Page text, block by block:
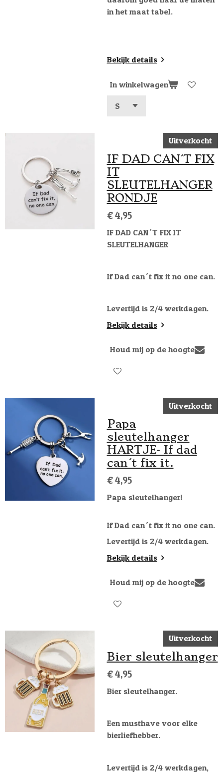
in het maat tabel.
Bekijk details
In winkelwagen
Uitverkocht
IF DAD CAN´T FIX
IT
SLEUTELHANGER
RONDJE
€ 4,95
IF DAD CAN´T FIX IT
SLEUTELHANGER
If Dad can´t fix it no one can.
Levertijd is 2/4 werkdagen.
Bekijk details
Houd mij op de hoogte
Uitverkocht
Papa
sleutelhanger
HARTJE- If dad
can´t fix it.
€ 4,95
Papa sleutelhanger!
If Dad can´t fix it no one can.
Levertijd is 2/4 werkdagen.
Bekijk details
Houd mij op de hoogte
Uitverkocht
Bier sleutelhanger
€ 4,95
Bier sleutelhanger.
Een musthave voor elke
bierliefhebber.
Levertijd is 2/4 werkdagen,